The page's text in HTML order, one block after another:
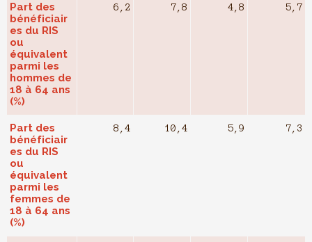
Part des
bénéficiair
es du RIS
ou
équivalent
parmi les
hommes de
18 à 64 ans
(%)
6,2 7,8 4,8 5,7
Part des
bénéficiair
es du RIS
ou
équivalent
parmi les
femmes de
18 à 64 ans
(%)
8,4 10,4 5,9 7,3